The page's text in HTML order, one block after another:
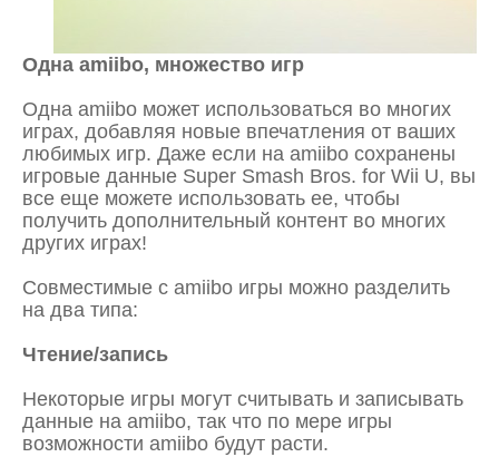
Одна amiibo, множество игр
Одна amiibo может использоваться во многих
играх, добавляя новые впечатления от ваших
любимых игр. Даже если на amiibo сохранены
игровые данные Super Smash Bros. for Wii U, вы
все еще можете использовать ее, чтобы
получить дополнительный контент во многих
других играх!
Совместимые с amiibo игры можно разделить
на два типа:
Чтение/запись
Некоторые игры могут считывать и записывать
данные на amiibo, так что по мере игры
возможности amiibo будут расти.